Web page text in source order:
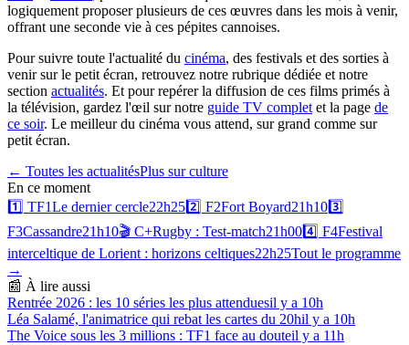
logiquement proposer plusieurs de ces œuvres dans les mois à venir,
offrant une seconde vie à ces pépites cannoises.
Pour suivre toute l'actualité du cinéma, des festivals et des sorties à
venir sur le petit écran, retrouvez notre rubrique dédiée et notre
section actualités. Et pour repérer la diffusion de ces films primés à
la télévision, gardez l'œil sur notre guide TV complet et la page de
ce soir. Le meilleur du cinéma vous attend, sur grand comme sur
petit écran.
← Toutes les actualitésPlus surculture
En ce moment
1️⃣ TF1Le dernier cercle22h252️⃣ F2Fort Boyard21h103️⃣
F3Cassandre21h10🎬 C+Rugby : Test-match21h004️⃣ F4Festival
interceltique de Lorient : horizons celtiques22h25Tout le programme
→
📰 À lire aussi
Rentrée 2026 : les 10 séries les plus attenduesil y a 10h
Léa Salamé, l'animatrice qui rebat les cartes du 20hil y a 10h
The Voice sous les 3 millions : TF1 face au douteil y a 11h